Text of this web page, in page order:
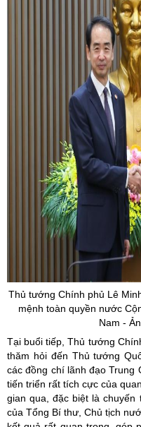
Thủ tướng Chính phủ Lê
mệnh toàn quyền nước
Nam -
Tại buổi tiếp, Thủ tướng
thăm hỏi đến Thủ tướng
các đồng chí lãnh đạo Trung
tiến triển rất tích cực của
gian qua, đặc biệt là
của Tổng Bí thư, Chủ tịch